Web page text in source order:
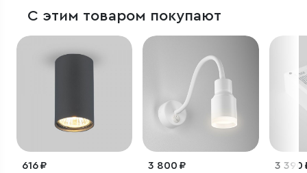
С этим товаром покупают
616 ₽ 3 800 ₽ 3 390